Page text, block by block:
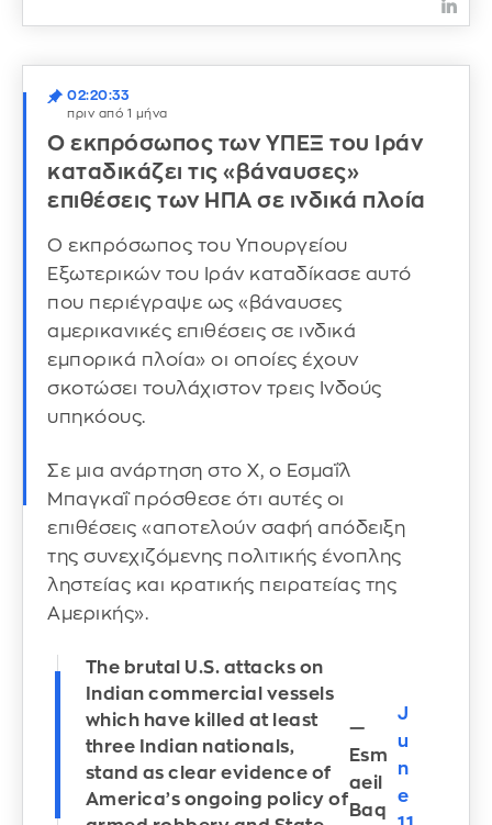
02:20:33
πριν από 1 μήνα
Ο εκπρόσωπος των ΥΠΕΞ του Ιράν
καταδικάζει τις «βάναυσες»
επιθέσεις των ΗΠΑ σε ινδικά πλοία
Ο εκπρόσωπος του Υπουργείου
Εξωτερικών του Ιράν καταδίκασε αυτό
που περιέγραψε ως «βάναυσες
αμερικανικές επιθέσεις σε ινδικά
εμπορικά πλοία» οι οποίες έχουν
σκοτώσει τουλάχιστον τρεις Ινδούς
υπηκόους.
Σε μια ανάρτηση στο X, ο Εσμαΐλ
Μπαγκαΐ πρόσθεσε ότι αυτές οι
επιθέσεις «αποτελούν σαφή απόδειξη
της συνεχιζόμενης πολιτικής ένοπλης
ληστείας και κρατικής πειρατείας της
Αμερικής».
The brutal U.S. attacks on
Indian commercial vessels
which have killed at least
three Indian nationals,
stand as clear evidence of
America’s ongoing policy of
—
Esm
aeil
Baq
J
u
n
e